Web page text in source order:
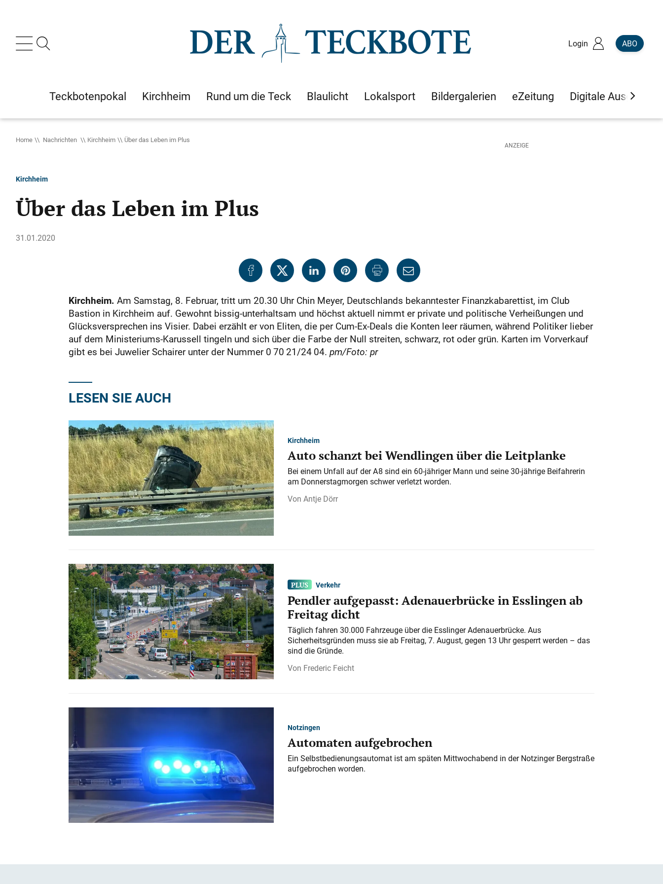
Login ABO
Teckbotenpokal Kirchheim Rund um die Teck Blaulicht Lokalsport Bildergalerien eZeitung Digitale Ausgaben
Home Nachrichten Kirchheim Über das Leben im Plus
Kirchheim
Über das Leben im Plus
31.01.2020
Kirchheim. Am Samstag, 8. Februar, tritt um 20.30 Uhr Chin Meyer, Deutschlands bekanntester Finanzkabarettist, im Club
Bastion in Kirchheim auf. Gewohnt bissig-unterhaltsam und höchst aktuell nimmt er private und politische Verheißungen und
Glücksversprechen ins Visier. Dabei erzählt er von Eliten, die per Cum-Ex-Deals die Konten leer räumen, während Politiker lieber
auf dem Ministeriums-Karussell tingeln und sich über die Farbe der Null streiten, schwarz, rot oder grün. Karten im Vorverkauf
gibt es bei Juwelier Schairer unter der Nummer 0 70 21/24 04. pm/Foto: pr
LESEN SIE AUCH
Kirchheim
Auto schanzt bei Wendlingen über die Leitplanke
Bei einem Unfall auf der A 8 sind ein 60-jähriger Mann und seine 30-jährige Beifahrerin
am Donnerstagmorgen schwer verletzt worden.
Antje Dörr
Verkehr
Pendler aufgepasst: Adenauerbrücke in Esslingen ab
Freitag dicht
Täglich fahren 30.000 Fahrzeuge über die Esslinger Adenauerbrücke. Aus
Sicherheitsgründen muss sie ab Freitag, 7. August, gegen 13 Uhr gesperrt werden – das
sind die Gründe.
Frederic Feicht
Notzingen
Automaten aufgebrochen
Ein Selbstbedienungsautomat ist am späten Mittwochabend in der Notzinger Bergstraße
aufgebrochen worden.